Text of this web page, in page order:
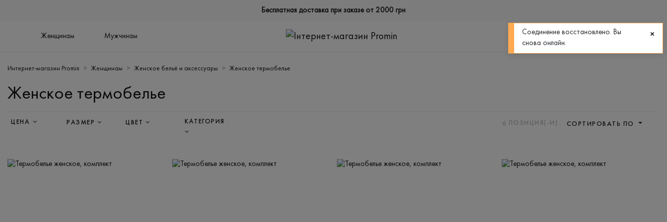
Бесплатная доставка при заказе от 2000 грн
Женщинам Мужчинам
0
Интернет-магазин Promin Женщинам Женское бельё и аксессуары Женское термобелье
Женское термобелье
ЦЕНА РАЗМЕР ЦВЕТ КАТЕГОРИЯ 6 ПОЗИЦИЯ(-И) СОРТИРОВАТЬ ПО
Соединение восстановлено. Вы
снова онлайн.